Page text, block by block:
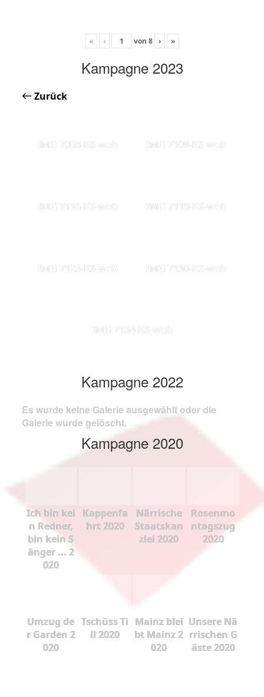
« ‹ von 8 › »
Kampagne 2023
Zurück
IMG 7098-KS-web IMG 7109-KS-web
IMG 7116-KS-web IMG 7119-KS-web
IMG 7123-KS-web IMG 7130-KS-web
IMG 7134-KS-web
Kampagne 2022
Es wurde keine Galerie ausgewählt oder die
Galerie wurde gelöscht.
Kampagne 2020
Ich bin kei
n Redner,
bin kein S
änger ... 2
020
Kappenfa
hrt 2020
Närrische
Staatskan
zlei 2020
Rosenmo
ntagszug
2020
Umzug de
r Garden 2
020
Tschüss Ti
ll 2020
Mainz blei
bt Mainz 2
020
Unsere Nä
rrischen G
äste 2020